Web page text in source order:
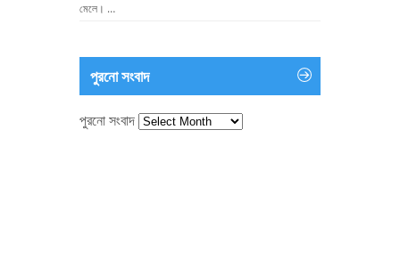
মেলে। …
পুরনো সংবাদ
পুরনো সংবাদ